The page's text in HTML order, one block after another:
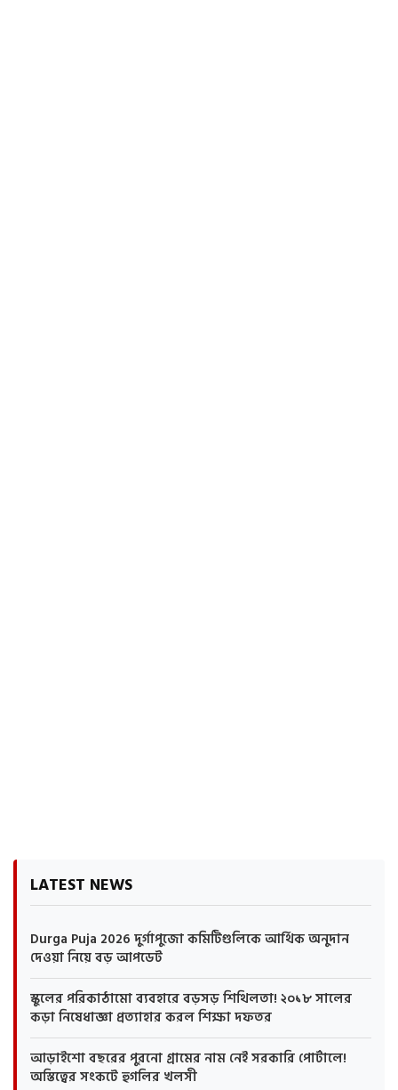
LATEST NEWS
Durga Puja 2026 দুর্গাপুজো কমিটিগুলিকে আর্থিক অনুদান
দেওয়া নিয়ে বড় আপডেট
স্কুলের পরিকাঠামো ব্যবহারে বড়সড় শিথিলতা! ২০১৮ সালের
কড়া নিষেধাজ্ঞা প্রত্যাহার করল শিক্ষা দফতর
আড়াইশো বছরের পুরনো গ্রামের নাম নেই সরকারি পোর্টালে!
অস্তিত্বের সংকটে হুগলির খলসী